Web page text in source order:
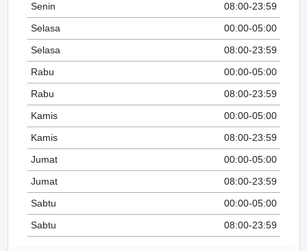
Senin
08:00-23:59
Selasa
00:00-05:00
Selasa
08:00-23:59
Rabu
00:00-05:00
Rabu
08:00-23:59
Kamis
00:00-05:00
Kamis
08:00-23:59
Jumat
00:00-05:00
Jumat
08:00-23:59
Sabtu
00:00-05:00
Sabtu
08:00-23:59